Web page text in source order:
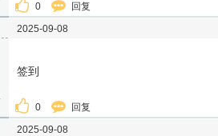
0 回复
2025-09-08
签到
0 回复
2025-09-08